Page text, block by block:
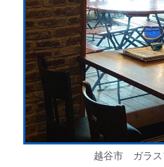
越谷市 ガラス